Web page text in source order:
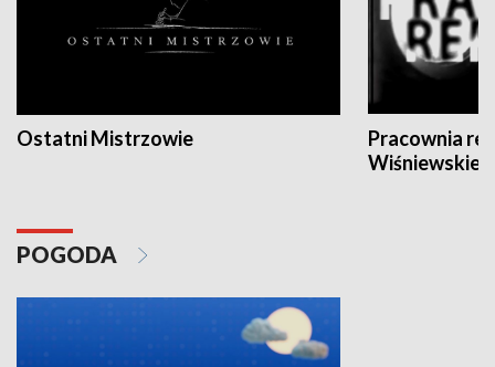
Ostatni Mistrzowie
Pracownia
POGODA